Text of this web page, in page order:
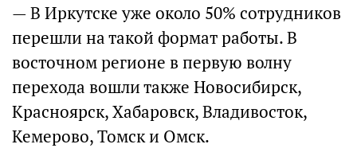
— В Иркутске уже около 50% сотрудников
перешли на такой формат работы. В
восточном регионе в первую волну
перехода вошли также Новосибирск,
Красноярск, Хабаровск, Владивосток,
Кемерово, Томск и Омск.